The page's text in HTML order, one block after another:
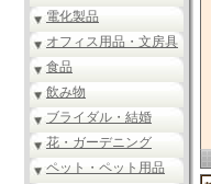
電化製品
オフィス用品・文房具
食品
飲み物
ブライダル・結婚
花・ガーデニング
ペット・ペット用品